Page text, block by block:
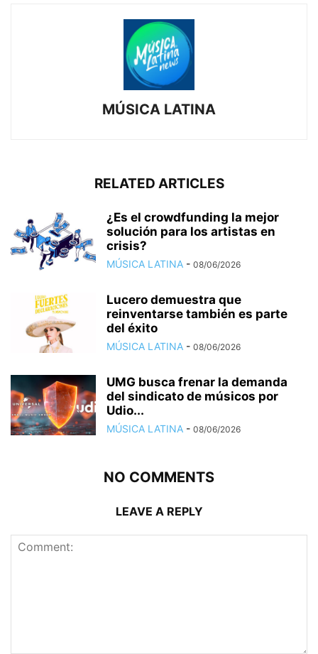
MÚSICA LATINA
RELATED ARTICLES
¿Es el crowdfunding la mejor
solución para los artistas en
crisis?
MÚSICA LATINA - 08/06/2026
Lucero demuestra que
reinventarse también es parte
del éxito
MÚSICA LATINA - 08/06/2026
UMG busca frenar la demanda
del sindicato de músicos por
Udio...
MÚSICA LATINA - 08/06/2026
NO COMMENTS
LEAVE A REPLY